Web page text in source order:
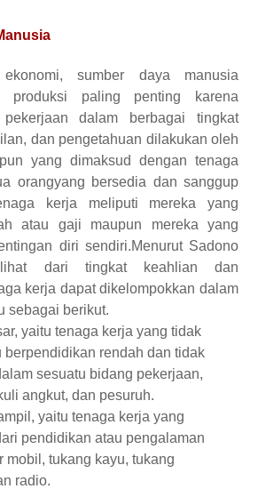
sumber daya manusia
produksi paling penting karena
dalam berbagai tingkat
dan pengetahuan dilakukan oleh
yang dimaksud dengan tenaga
orangyang bersedia dan sanggup
kerja meliputi mereka yang
atau gaji maupun mereka yang
diri sendiri.Menurut Sadono
dari tingkat keahlian dan
kerja dapat dikelompokkan dalam
sebagai berikut.
yaitu tenaga kerja yang tidak
berpendidikan rendah dan tidak
sesuatu bidang pekerjaan,
angkut, dan pesuruh.
yaitu tenaga kerja yang
pendidikan atau pengalaman
mobil, tukang kayu, tukang
radio.